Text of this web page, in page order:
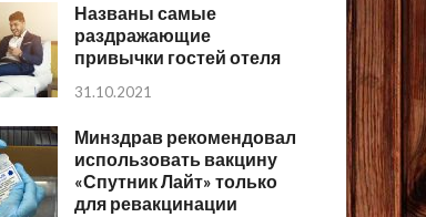
Названы самые
раздражающие
привычки гостей отеля
31.10.2021
Минздрав рекомендовал
использовать вакцину
«Спутник Лайт» только
для ревакцинации